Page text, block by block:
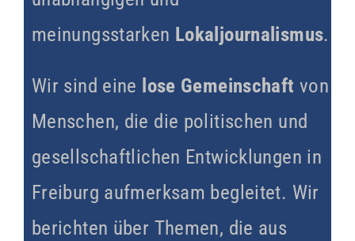
meinungsstarken Lokaljournalismus.
Wir sind eine lose Gemeinschaft von
Menschen, die die politischen und
gesellschaftlichen Entwicklungen in
Freiburg aufmerksam begleitet. Wir
berichten über Themen, die aus